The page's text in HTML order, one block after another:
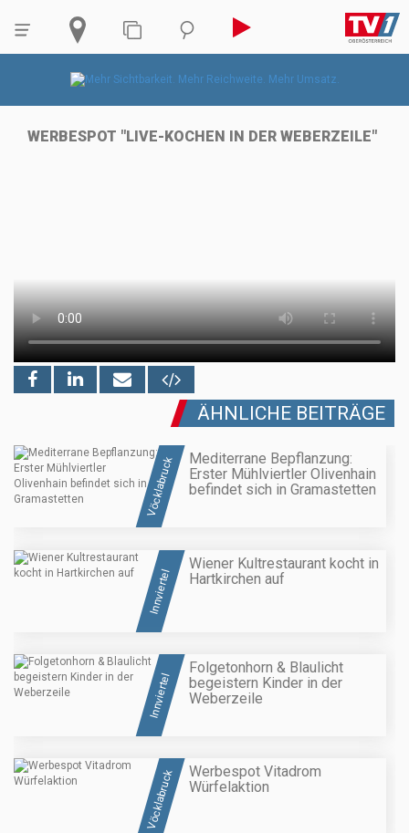
WERBESPOT "LIVE-KOCHEN IN DER WEBERZEILE"
ÄHNLICHE BEITRÄGE
Vöcklabruck
Mediterrane Bepflanzung:
Erster Mühlviertler Olivenhain
befindet sich in Gramastetten
Innviertel
Wiener Kultrestaurant kocht in
Hartkirchen auf
Innviertel
Folgetonhorn & Blaulicht
begeistern Kinder in der
Weberzeile
Vöcklabruck
Werbespot Vitadrom
Würfelaktion